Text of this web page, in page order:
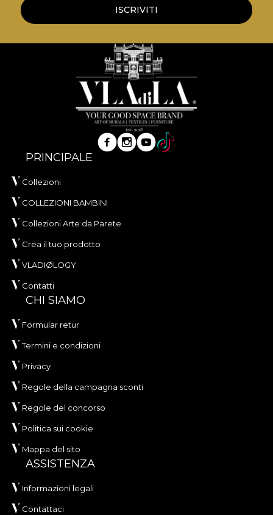
ISCRIVITI
PRINCIPALE
Collezioni
COLLEZIONI BAMBINI
Collezioni Arte da Parete
Crea il tuo prodotto
VLADIØLOGY
Contatti
CHI SIAMO
Formular retur
Termini e condizioni
Privacy
Regole della campagna sconti
Regole del concorso
Politica sui cookie
Mappa del sito
ASSISTENZA
Informazioni legali
Contattaci